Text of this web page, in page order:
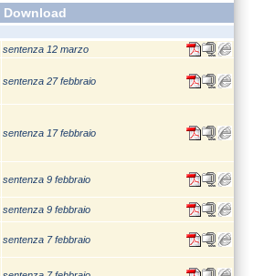
Download
sentenza 12 marzo
sentenza 27 febbraio
sentenza 17 febbraio
sentenza 9 febbraio
sentenza 9 febbraio
sentenza 7 febbraio